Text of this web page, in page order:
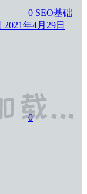
0 SEO基础
2021年4月29日
0